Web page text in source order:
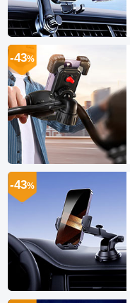
-43%
-43%